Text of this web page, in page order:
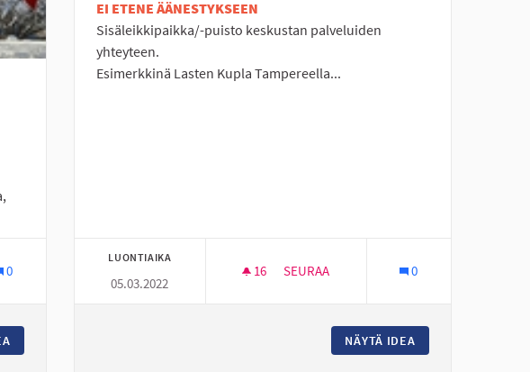
-JA NUORTEN TEEMAPUISTOKSI
0
KESKUSPUISTO LASTEN -JA NUORTEN TEEMAPUISTOKSI
EI ETENE ÄÄNESTYKSEEN
Sisäleikkipaikka/-puisto keskustan palveluiden
yhteyteen.
Esimerkkinä Lasten Kupla Tampereella...
LUONTIAIKA
05.03.2022
16 16 SEURAAJAA
SEURAA 0
NÄYTÄ IDEA